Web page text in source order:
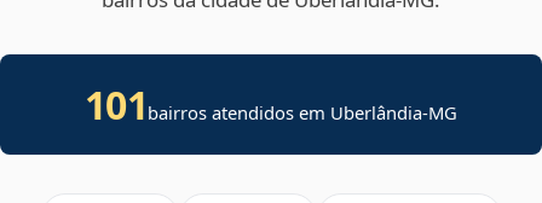
101 bairros atendidos em Uberlândia-MG